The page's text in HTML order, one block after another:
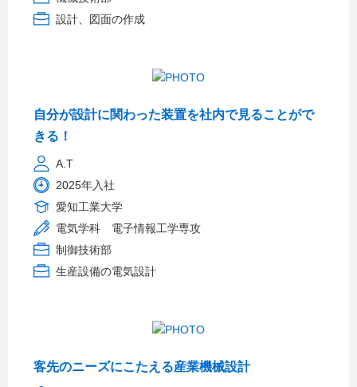
設計、図面の作成
自分が設計に関わった装置を社内で見ることがで
きる！
A.T
2025年入社
愛知工業大学
電気学科 電子情報工学専攻
制御技術部
生産設備の電気設計
客先のニーズにこたえる産業機械設計